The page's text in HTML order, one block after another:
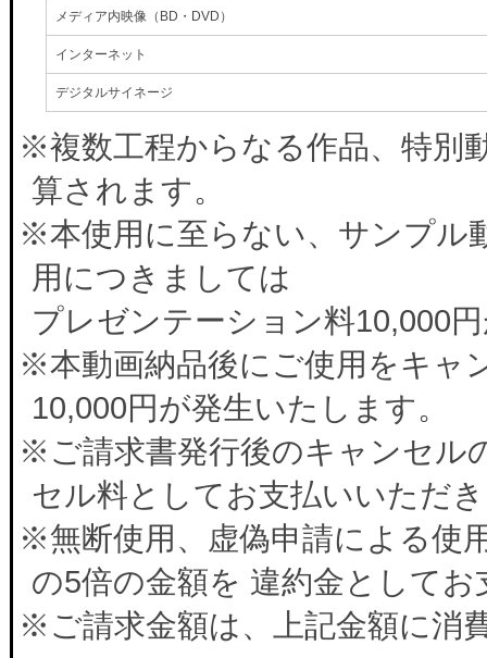
メディア内映像（BD・DVD）
インターネット
デジタルサイネージ
※複数工程からなる作品、特別
算されます。
※本使用に至らない、サンプル
用につきましては
プレゼンテーション料10,000
※本動画納品後にご使用をキャ
10,000円が発生いたします。
※ご請求書発行後のキャンセル
セル料としてお支払いいただ
※無断使用、虚偽申請による使
の5倍の金額を 違約金として
※ご請求金額は、上記金額に消